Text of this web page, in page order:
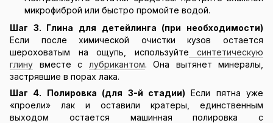
микрофиброй или быстро промойте водой.
Шаг 3. Глина для детейлинга (при необходимости)
Если после химической очистки кузов остается
шероховатым на ощупь, используйте синтетическую
глину вместе с лубрикантом. Она вытянет минералы,
застрявшие в порах лака.
Шаг 4. Полировка (для 3-й стадии) Если пятна уже
«проели» лак и оставили кратеры, единственным
выходом остается машинная полировка с